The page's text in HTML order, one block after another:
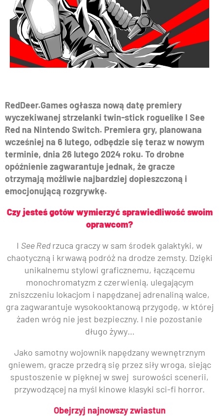
RedDeer.Games ogłasza nową datę premiery
wyczekiwanej strzelanki twin-stick roguelike I See
Red na Nintendo Switch. Premiera gry, planowana
wcześniej na 6 lutego, odbędzie się teraz w nowym
terminie, dnia 26 lutego 2024 roku. To drobne
opóźnienie zagwarantuje jednak, że gracze
otrzymają możliwie najbardziej dopieszczoną i
emocjonującą rozgrywkę.
Czy jesteś gotów wymierzyć sprawiedliwość swoim
oprawcom?
I See Redrzuca graczy w sam środek galaktyki, w
chaotyczną i krwawą podróż na drodze zemsty. Dzięki
unikalnemu stylowi graficznemu, łączącemu
monochromatyzm z czerwienią, ulegającym
zniszczeniu lokacjom i napędzanej adrenaliną walce,
gra zagwarantuje wysokooktanową przygodę, w której
żaden wróg nie jest bezpieczny. I nie pozostanie
długo żywy…
Jako samotny wojownik napędzany wewnętrznym
gniewem, gracze przedrą się przez siły wroga, siejąc
spustoszenie w pięknej w swej surowości scenerii,
przywodzącej na myśl kinowe klasyki sci-fi horror.
Obejrzyj najnowszy zwiastun